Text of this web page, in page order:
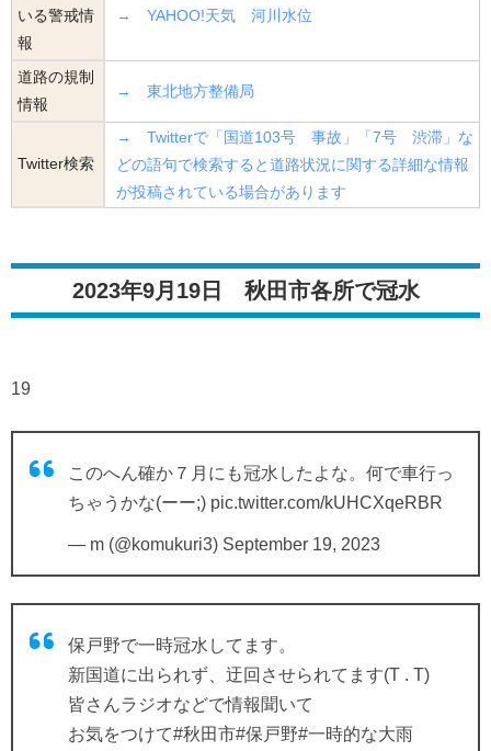
いる警戒情
報
→ YAHOO!天気 河川水位
道路の規制
情報
→ 東北地方整備局
Twitter検索
→ Twitterで「国道103号 事故」「7号 渋滞」な
どの語句で検索すると道路状況に関する詳細な情報
が投稿されている場合があります
2023年9月19日 秋田市各所で冠水
19
このへん確か７月にも冠水したよな。何で車行っ
ちゃうかな(ーー;) pic.twitter.com/kUHCXqeRBR
— m (@komukuri3) September 19, 2023
保戸野で一時冠水してます。
新国道に出られず、迂回させられてます(T . T)
皆さんラジオなどで情報聞いて
お気をつけて#秋田市#保戸野#一時的な大雨